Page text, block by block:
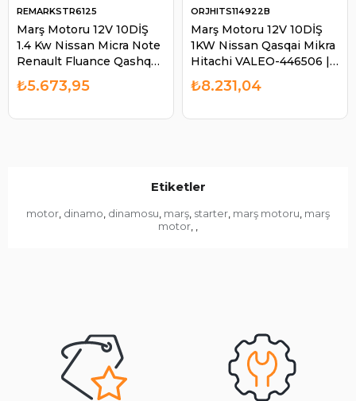
Marş Motoru 12V 10DİŞ
1.4 Kw Nissan Micra Note
Renault Fluance Qashqai
STR6125 | REMARK
STR6125
REMARKSTR6125
₺5.673,95
Marş Motoru 12V 10DİŞ
1KW Nissan Qasqai Mikra
Hitachi VALEO-446506 |
ORJ HITS114922B
ORJHITS114922B
₺8.231,04
Etiketler
motor, dinamo, dinamosu, marş, starter, marş motoru, marş
motor, ,